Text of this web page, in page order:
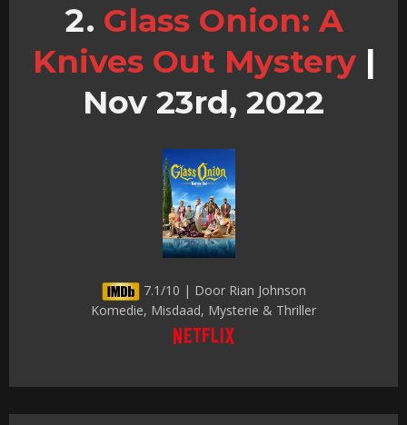
Glass Onion: A
Knives Out Mystery |
Nov 23rd, 2022
7.1/10 | Door Rian Johnson
Komedie, Misdaad, Mysterie & Thriller